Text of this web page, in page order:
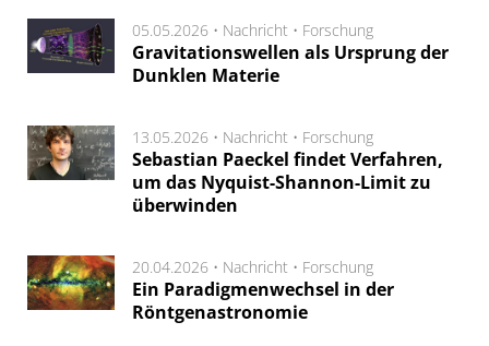
05.05.2026 • Nachricht • Forschung
Gravitationswellen als Ursprung der
Dunklen Materie
13.05.2026 • Nachricht • Forschung
Sebastian Paeckel findet Verfahren,
um das Nyquist-Shannon-Limit zu
überwinden
20.04.2026 • Nachricht • Forschung
Ein Paradigmenwechsel in der
Röntgenastronomie